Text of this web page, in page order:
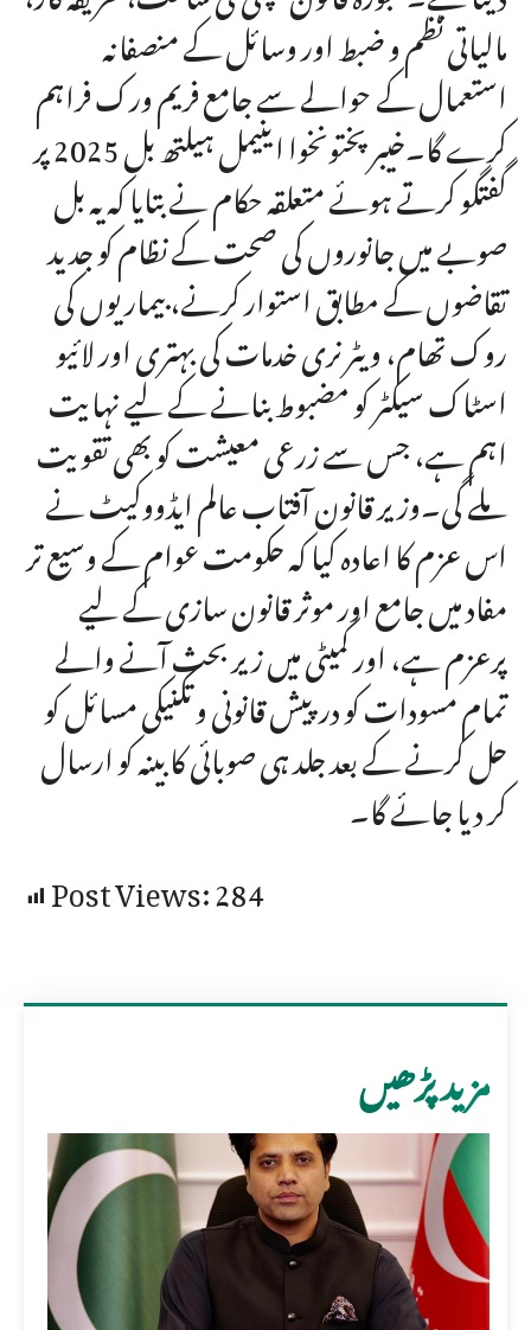
مالیاتی نظم و ضبط اور وسائل کے منصفانہ
استعمال کے حوالے سے جامع فریم ورک فراہم
کرے گا۔خیبر پختونخوا اینیمل ہیلتھ بل 2025 پر
گفتگو کرتے ہوئے متعلقہ حکام نے بتایا کہ یہ بل
صوبے میں جانوروں کی صحت کے نظام کو جدید
تقاضوں کے مطابق استوار کرنے، بیماریوں کی
روک تھام، ویٹرنری خدمات کی بہتری اور لائیو
اسٹاک سیکٹر کو مضبوط بنانے کے لیے نہایت
اہم ہے، جس سے زرعی معیشت کو بھی تقویت
ملے گی۔وزیر قانون آفتاب عالم ایڈووکیٹ نے
اس عزم کا اعادہ کیا کہ حکومت عوام کے وسیع تر
مفاد میں جامع اور موثر قانون سازی کے لیے
پرعزم ہے، اور کمیٹی میں زیر بحث آنے والے
تمام مسودات کو درپیش قانونی و تکنیکی مسائل کو
حل کرنے کے بعد جلد ہی صوبائی کابینہ کو ارسال
کر دیا جائے گا۔
Post Views:284
مزید پڑھیں